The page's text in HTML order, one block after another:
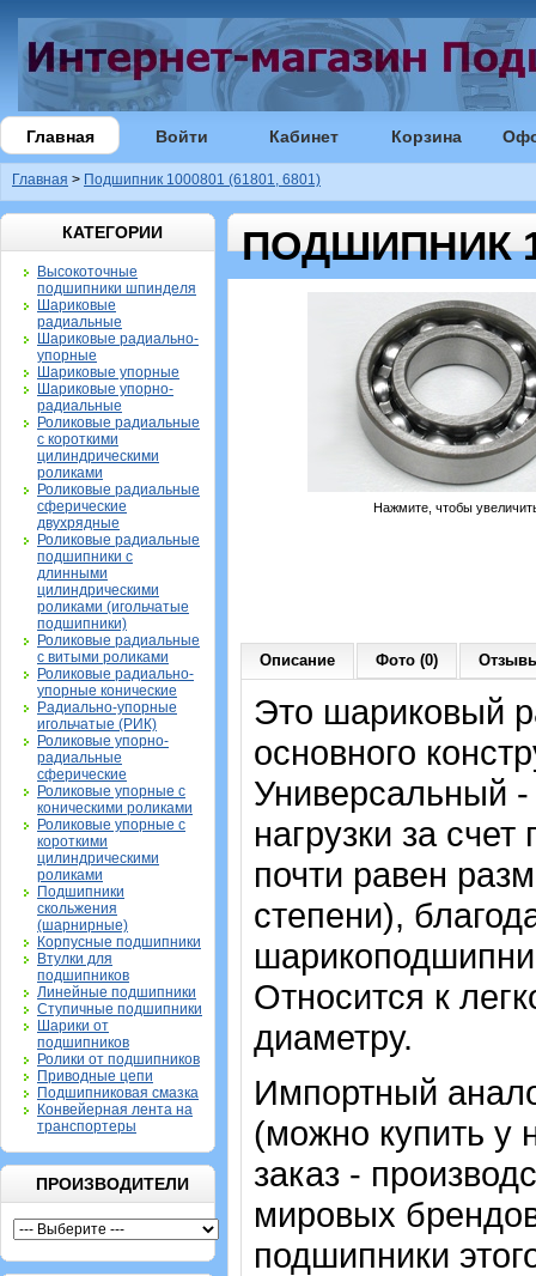
Главная Войти Кабинет Корзина
Главная > Подшипник 1000801 (61801, 6801)
КАТЕГОРИИ
Высокоточные
подшипники шпинделя
Шариковые
радиальные
Шариковые радиально-
упорные
Шариковые упорные
Шариковые упорно-
радиальные
Роликовые радиальные
с короткими
цилиндрическими
роликами
Роликовые радиальные
сферические
двухрядные
Роликовые радиальные
подшипники с
длинными
цилиндрическими
роликами (игольчатые
подшипники)
Роликовые радиальные
с витыми роликами
Роликовые радиально-
упорные конические
Радиально-упорные
игольчатые (РИК)
Роликовые упорно-
радиальные
сферические
Роликовые упорные с
коническими роликами
Роликовые упорные с
короткими
цилиндрическими
роликами
Подшипники
скольжения
(шарнирные)
Корпусные подшипники
Втулки для
подшипников
Линейные подшипники
Ступичные подшипники
Шарики от
подшипников
Ролики от подшипников
Приводные цепи
Подшипниковая смазка
Конвейерная лента на
транспортеры
ПРОИЗВОДИТЕЛИ
ПОДШИПНИК
Нажмите, чтобы
Описание Фото (0)
Это шариковый
основного
Универсальный
нагрузки за
почти равен
степени),
Относится к
диаметру.
Импортный
(можно купить у
заказ -
мировых
подшипники